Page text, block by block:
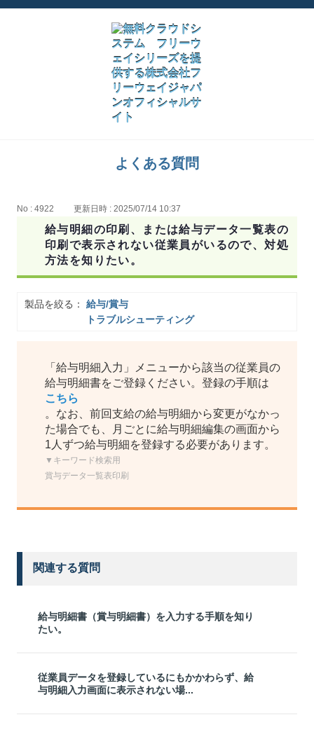
よくある質問
No : 4922 更新日時 : 2025/07/14 10:37
給与明細の印刷、または給与データ一覧表の
印刷で表示されない従業員がいるので、対処
方法を知りたい。
製品を絞る：
給与/賞与
トラブルシューティング
「給与明細入力」メニューから該当の従業員の
給与明細書をご登録ください。登録の手順は
こちら
。なお、前回支給の給与明細から変更がなかっ
た場合でも、月ごとに給与明細編集の画面から
1人ずつ給与明細を登録する必要があります。
▼キーワード検索用
賞与データ一覧表印刷
関連する質問
給与明細書（賞与明細書）を入力する手順を知り
たい。
従業員データを登録しているにもかかわらず、給
与明細入力画面に表示されない場...